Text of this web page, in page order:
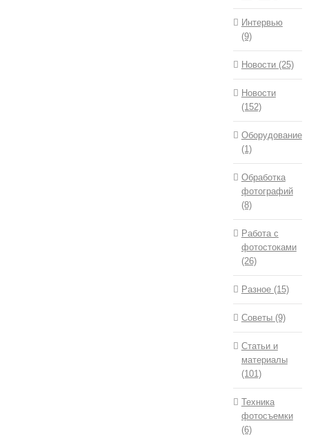
Интервью
(9)
Новости (25)
Новости
(152)
Оборудование
(1)
Обработка
фотографий
(8)
Работа с
фотостоками
(26)
Разное (15)
Советы (9)
Статьи и
материалы
(101)
Техника
фотосъемки
(6)